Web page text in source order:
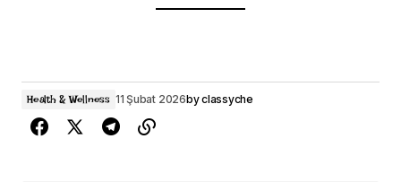
Health & Wellness 11 Şubat 2026byclassyche